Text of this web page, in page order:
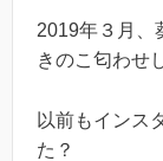
2019年３月、
きのこ匂わせ
以前もインス
た？